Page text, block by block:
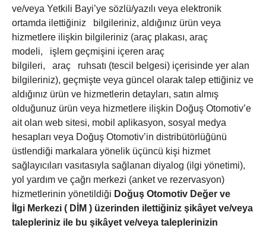
ve/veya Yetkili Bayi’ye sözlü/yazılı veya elektronik
ortamda ilettiğiniz bilgileriniz, aldığınız ürün veya
hizmetlere ilişkin bilgileriniz (araç plakası, araç
modeli, işlem geçmişini içeren araç
bilgileri, araç ruhsatı (tescil belgesi) içerisinde yer alan
bilgileriniz), geçmişte veya güncel olarak talep ettiğiniz ve
aldığınız ürün ve hizmetlerin detayları, satın almış
olduğunuz ürün veya hizmetlere ilişkin Doğuş Otomotiv’e
ait olan web sitesi, mobil aplikasyon, sosyal medya
hesapları veya Doğuş Otomotiv’in distribütörlüğünü
üstlendiği markalara yönelik üçüncü kişi hizmet
sağlayıcıları vasıtasıyla sağlanan diyalog (ilgi yönetimi),
yol yardım ve çağrı merkezi (anket ve rezervasyon)
hizmetlerinin yönetildiği Doğuş Otomotiv Değer ve
İlgi Merkezi ( DİM ) üzerinden ilettiğiniz şikâyet ve/veya
talepleriniz ile bu şikâyet ve/veya taleplerinizin